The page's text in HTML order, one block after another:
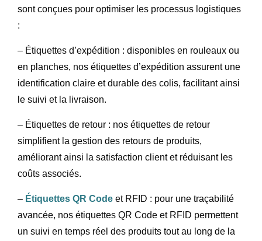
sont conçues pour optimiser les processus logistiques
:
– Étiquettes d’expédition : disponibles en rouleaux ou
en planches, nos étiquettes d’expédition assurent une
identification claire et durable des colis, facilitant ainsi
le suivi et la livraison.
– Étiquettes de retour : nos étiquettes de retour
simplifient la gestion des retours de produits,
améliorant ainsi la satisfaction client et réduisant les
coûts associés.
– Étiquettes QR Code et RFID : pour une traçabilité
avancée, nos étiquettes QR Code et RFID permettent
un suivi en temps réel des produits tout au long de la